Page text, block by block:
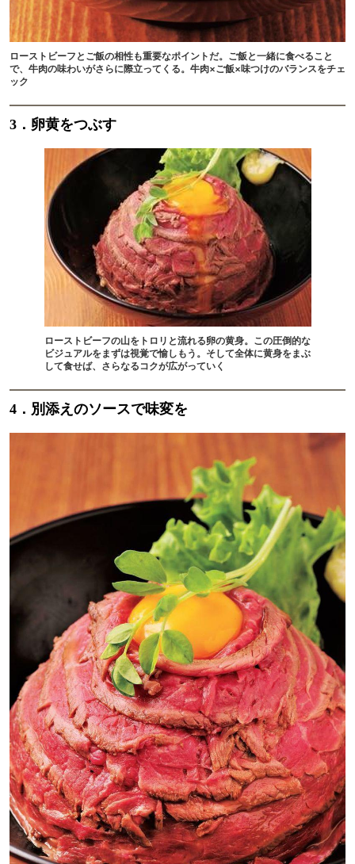
ローストビーフとご飯の相性も重要なポイントだ。ご飯と一緒に食べること
で、牛肉の味わいがさらに際立ってくる。牛肉×ご飯×味つけのバランスをチェ
ック
3．卵黄をつぶす
ローストビーフの山をトロリと流れる卵の黄身。この圧倒的な
ビジュアルをまずは視覚で愉しもう。そして全体に黄身をまぶ
して食せば、さらなるコクが広がっていく
4．別添えのソースで味変を